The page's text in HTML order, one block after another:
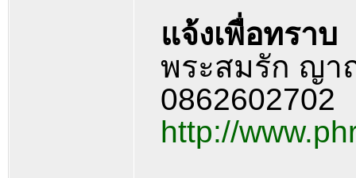
แจ้งเพื่อทราบ
พระสมรัก ญา
0862602702
http://